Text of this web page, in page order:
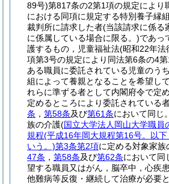
89号)第817条の2第1項の規定により
における同項に規定する特別養子縁
裁判所に請求した者(当該請求に係る
に係属している場合に限る。)であっ
護するもの，児童福祉法(昭和22年法
項第3号の規定により同法第6条の4
ある職員に委託されている児童のう
組によって養親となることを希望し
れらに準ずる者として内閣府令で定
定めるところにより委託されている
条 ， 第58条及び第61条において同じ
族の介護(国立大学法人岡山大学職員
規程(平成16年岡大規程第16号。以
いう。)第3条第2項に定める対象家
47条 ， 第58条及び第62条において同
望する職員又はがん，脳卒中，心疾
他難病等反復・継続して治療が必要